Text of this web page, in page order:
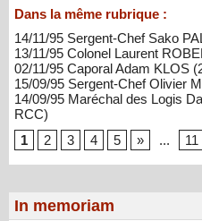
In memoriam
Dans la même rubrique :
14/11/95 Sergent-Chef Sako
13/11/95 Colonel Laurent
02/11/95 Caporal Adam KLOS
15/09/95 Sergent-Chef Olivier
14/09/95 Maréchal des Logis
RCC)
1
2 3 4 5 » ... 11